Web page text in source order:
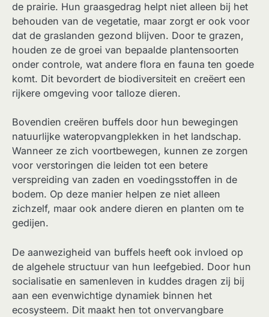
de prairie. Hun graasgedrag helpt niet alleen bij het
behouden van de vegetatie, maar zorgt er ook voor
dat de graslanden gezond blijven. Door te grazen,
houden ze de groei van bepaalde plantensoorten
onder controle, wat andere flora en fauna ten goede
komt. Dit bevordert de biodiversiteit en creëert een
rijkere omgeving voor talloze dieren.
Bovendien creëren buffels door hun bewegingen
natuurlijke wateropvangplekken in het landschap.
Wanneer ze zich voortbewegen, kunnen ze zorgen
voor verstoringen die leiden tot een betere
verspreiding van zaden en voedingsstoffen in de
bodem. Op deze manier helpen ze niet alleen
zichzelf, maar ook andere dieren en planten om te
gedijen.
De aanwezigheid van buffels heeft ook invloed op
de algehele structuur van hun leefgebied. Door hun
socialisatie en samenleven in kuddes dragen zij bij
aan een evenwichtige dynamiek binnen het
ecosysteem. Dit maakt hen tot onvervangbare